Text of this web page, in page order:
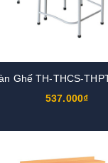
537.000₫